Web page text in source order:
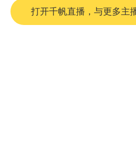
打开千帆直播，与更多主